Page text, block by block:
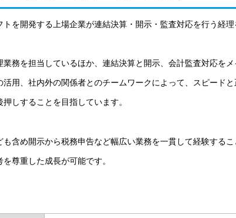
トを開発する上場企業が連結決算・開示・監査対応を行う経理
業務を担当しているほか、連結決算と開示、会計監査対応を
活用、社内外の関係者とのチームワークによって、スピード
しすることを目指しています。
も含め開示から税務申告など幅広い業務を一貫して経験する
を尊重した成長が可能です。